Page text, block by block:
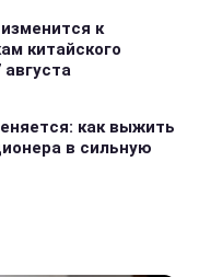
к
китайского
августа
как выжить
в сильную